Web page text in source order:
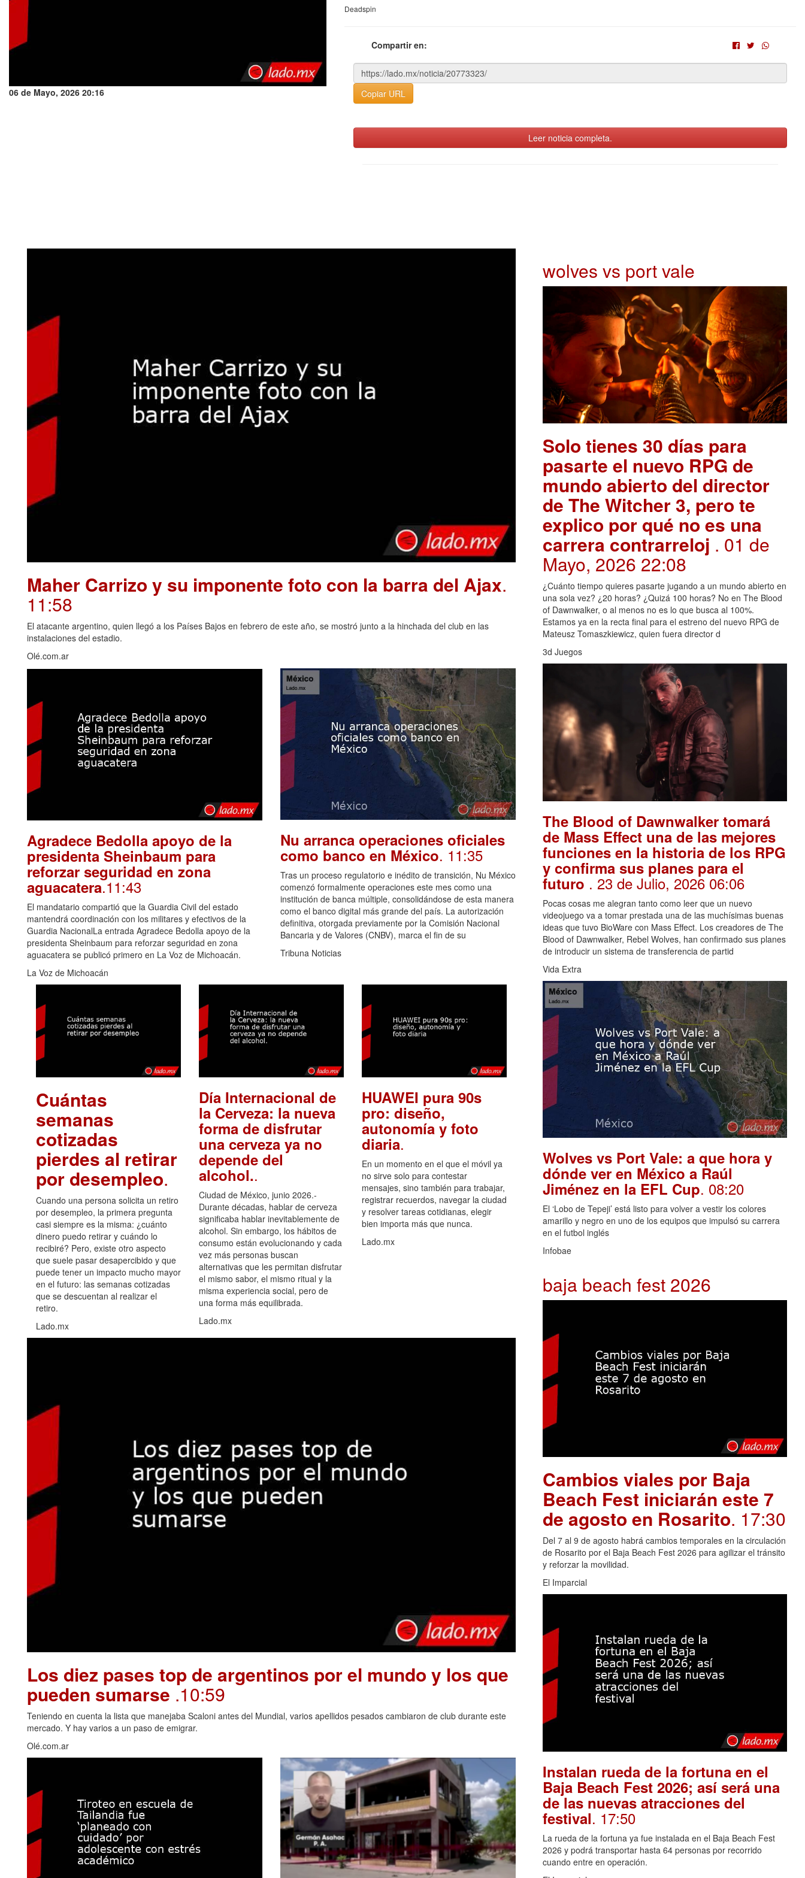
06 de Mayo, 2026 20:16
Deadspin
Compartir en:
Copiar URL
Leer noticia completa.
Maher Carrizo y su imponente foto con la barra del Ajax.
11:58
El atacante argentino, quien llegó a los Países Bajos en febrero de este año, se mostró junto a la hinchada del club en las
instalaciones del estadio.
Olé.com.ar
Agradece Bedolla apoyo de la
presidenta Sheinbaum para
reforzar seguridad en zona
aguacatera.11:43
El mandatario compartió que la Guardia Civil del estado
mantendrá coordinación con los militares y efectivos de la
Guardia NacionalLa entrada Agradece Bedolla apoyo de la
presidenta Sheinbaum para reforzar seguridad en zona
aguacatera se publicó primero en La Voz de Michoacán.
La Voz de Michoacán
Nu arranca operaciones oficiales
como banco en México. 11:35
Tras un proceso regulatorio e inédito de transición, Nu México
comenzó formalmente operaciones este mes como una
institución de banca múltiple, consolidándose de esta manera
como el banco digital más grande del país. La autorización
definitiva, otorgada previamente por la Comisión Nacional
Bancaria y de Valores (CNBV), marca el fin de su
Tribuna Noticias
Cuántas
semanas
cotizadas
pierdes al retirar
por desempleo.
Cuando una persona solicita un retiro
por desempleo, la primera pregunta
casi siempre es la misma: ¿cuánto
dinero puedo retirar y cuándo lo
recibiré? Pero, existe otro aspecto
que suele pasar desapercibido y que
puede tener un impacto mucho mayor
en el futuro: las semanas cotizadas
que se descuentan al realizar el
retiro.
Lado.mx
Día Internacional de
la Cerveza: la nueva
forma de disfrutar
una cerveza ya no
depende del
alcohol..
Ciudad de México, junio 2026.-
Durante décadas, hablar de cerveza
significaba hablar inevitablemente de
alcohol. Sin embargo, los hábitos de
consumo están evolucionando y cada
vez más personas buscan
alternativas que les permitan disfrutar
el mismo sabor, el mismo ritual y la
misma experiencia social, pero de
una forma más equilibrada.
Lado.mx
HUAWEI pura 90s
pro: diseño,
autonomía y foto
diaria.
En un momento en el que el móvil ya
no sirve solo para contestar
mensajes, sino también para trabajar,
registrar recuerdos, navegar la ciudad
y resolver tareas cotidianas, elegir
bien importa más que nunca.
Lado.mx
Los diez pases top de argentinos por el mundo y los que
pueden sumarse .10:59
Teniendo en cuenta la lista que manejaba Scaloni antes del Mundial, varios apellidos pesados cambiaron de club durante este
mercado. Y hay varios a un paso de emigrar.
Olé.com.ar
wolves vs port vale
Solo tienes 30 días para
pasarte el nuevo RPG de
mundo abierto del director
de The Witcher 3, pero te
explico por qué no es una
carrera contrarreloj . 01 de
Mayo, 2026 22:08
¿Cuánto tiempo quieres pasarte jugando a un mundo abierto en
una sola vez? ¿20 horas? ¿Quizá 100 horas? No en The Blood
of Dawnwalker, o al menos no es lo que busca al 100%.
Estamos ya en la recta final para el estreno del nuevo RPG de
Mateusz Tomaszkiewicz, quien fuera director d
3d Juegos
The Blood of Dawnwalker tomará
de Mass Effect una de las mejores
funciones en la historia de los RPG
y confirma sus planes para el
futuro . 23 de Julio, 2026 06:06
Pocas cosas me alegran tanto como leer que un nuevo
videojuego va a tomar prestada una de las muchísimas buenas
ideas que tuvo BioWare con Mass Effect. Los creadores de The
Blood of Dawnwalker, Rebel Wolves, han confirmado sus planes
de introducir un sistema de transferencia de partid
Vida Extra
Wolves vs Port Vale: a que hora y
dónde ver en México a Raúl
Jiménez en la EFL Cup. 08:20
El ‘Lobo de Tepeji’ está listo para volver a vestir los colores
amarillo y negro en uno de los equipos que impulsó su carrera
en el futbol inglés
Infobae
baja beach fest 2026
Cambios viales por Baja
Beach Fest iniciarán este 7
de agosto en Rosarito. 17:30
Del 7 al 9 de agosto habrá cambios temporales en la circulación
de Rosarito por el Baja Beach Fest 2026 para agilizar el tránsito
y reforzar la movilidad.
El Imparcial
Instalan rueda de la fortuna en el
Baja Beach Fest 2026; así será una
de las nuevas atracciones del
festival. 17:50
La rueda de la fortuna ya fue instalada en el Baja Beach Fest
2026 y podrá transportar hasta 64 personas por recorrido
cuando entre en operación.